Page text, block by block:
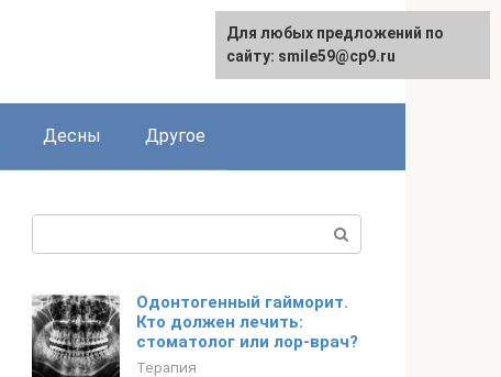
Десны Другое
Одонтогенный гайморит.
Кто должен лечить:
стоматолог или лор-врач?
Терапия
Для любых предложений по
сайту: smile59@cp9.ru